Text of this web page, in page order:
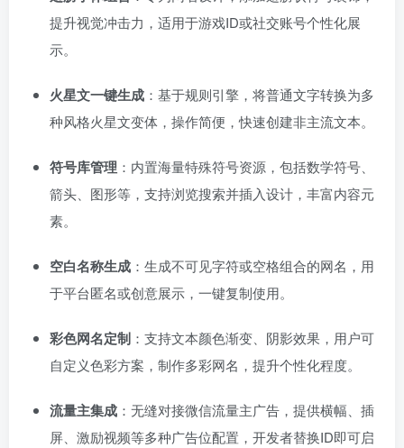
提升视觉冲击力，适用于游戏ID或社交账号个性化展
示。
火星文一键生成 ：基于规则引擎，将普通文字转换为多
种风格火星文变体，操作简便，快速创建非主流文本。
符号库管理 ：内置海量特殊符号资源，包括数学符号、
箭头、图形等，支持浏览搜索并插入设计，丰富内容元
素。
空白名称生成 ：生成不可见字符或空格组合的网名，用
于平台匿名或创意展示，一键复制使用。
彩色网名定制 ：支持文本颜色渐变、阴影效果，用户可
自定义色彩方案，制作多彩网名，提升个性化程度。
流量主集成 ：无缝对接微信流量主广告，提供横幅、插
屏、激励视频等多种广告位配置，开发者替换ID即可启